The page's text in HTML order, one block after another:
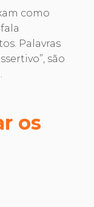
como
Palavras
são
os